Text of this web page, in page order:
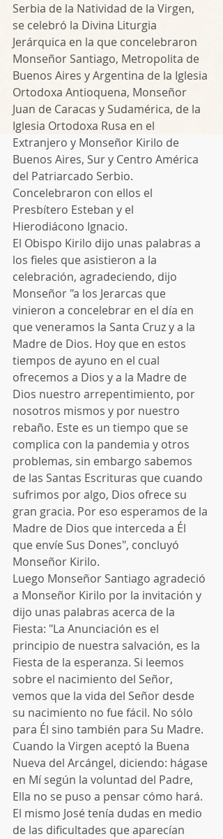
Serbia de la Natividad de la Virgen,
se celebró la Divina Liturgia
Jerárquica en la que concelebraron
Monseñor Santiago, Metropolita de
Buenos Aires y Argentina de la Iglesia
Ortodoxa Antioquena, Monseñor
Juan de Caracas y Sudamérica, de la
Iglesia Ortodoxa Rusa en el
Extranjero y Monseñor Kirilo de
Buenos Aires, Sur y Centro América
del Patriarcado Serbio.
Concelebraron con ellos el
Presbítero Esteban y el
Hierodiácono Ignacio.
El Obispo Kirilo dijo unas palabras a
los fieles que asistieron a la
celebración, agradeciendo, dijo
Monseñor "a los Jerarcas que
vinieron a concelebrar en el día en
que veneramos la Santa Cruz y a la
Madre de Dios. Hoy que en estos
tiempos de ayuno en el cual
ofrecemos a Dios y a la Madre de
Dios nuestro arrepentimiento, por
nosotros mismos y por nuestro
rebaño. Este es un tiempo que se
complica con la pandemia y otros
problemas, sin embargo sabemos
de las Santas Escrituras que cuando
sufrimos por algo, Dios ofrece su
gran gracia. Por eso esperamos de la
Madre de Dios que interceda a Él
que envíe Sus Dones", concluyó
Monseñor Kirilo.
Luego Monseñor Santiago agradeció
a Monseñor Kirilo por la invitación y
dijo unas palabras acerca de la
Fiesta: "La Anunciación es el
principio de nuestra salvación, es la
Fiesta de la esperanza. Si leemos
sobre el nacimiento del Señor,
vemos que la vida del Señor desde
su nacimiento no fue fácil. No sólo
para Él sino también para Su Madre.
Cuando la Virgen aceptó la Buena
Nueva del Arcángel, diciendo: hágase
en Mí según la voluntad del Padre,
Ella no se puso a pensar cómo hará.
El mismo José tenía dudas en medio
de las dificultades que aparecían